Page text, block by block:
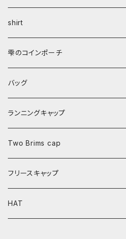
shirt
雫のコインポーチ
バッグ
ランニングキャップ
メッシュジェットキャップ
ツバ裏ペイントメッシュジェットキャップ
ペイントメッシュジェットキャップ
Two Brims cap
フリースキャップ
HAT